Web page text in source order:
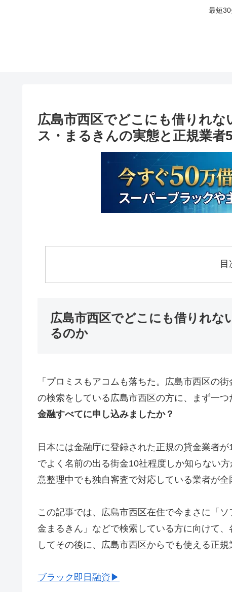
最短
広島市西区でどこにも借りれ
ス・まるきんの実態と正規業者5
目
広島市西区でどこにも借りれな
るのか
「プロミスもアコムも落ちた。広島市西区の
の検索をしている広島市西区の方に、まず一
金融すべてに申し込みましたか？
日本には金融庁に登録された正規の貸金業者
でよく名前の出る街金10社程度しか知らない
意整理中でも独自審査で対応している業者が全
この記事では、広島市西区在住で今まさに「
金まるきん」などで検索している方に向けて
してその後に、広島市西区からでも使える正規
ブラック即日融資▶